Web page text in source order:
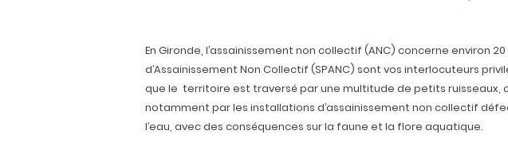
En Gironde, l’assainissement non collectif (ANC) concerne environ
d’Assainissement Non Collectif (SPANC) sont vos interlocuteurs
que le territoire est traversé par une multitude de petits ruisseaux,
notamment par les installations d’assainissement non collectif
l’eau, avec des conséquences sur la faune et la flore aquatique.